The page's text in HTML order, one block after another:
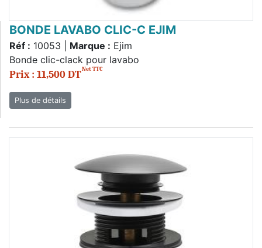
BONDE LAVABO CLIC-C EJIM
Réf : 10053 | Marque : Ejim
Bonde clic-clack pour lavabo
Prix : 11,500 DTNet TTC
Plus de détails